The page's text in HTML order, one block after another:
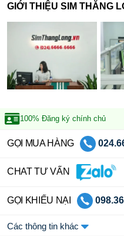
GIỚI THIỆU SIM THĂNG
100% Đăng ký chính chủ
GỌI MUA HÀNG
CHAT TƯ VẤN
GỌI KHIẾU NẠI
Các thông tin khác